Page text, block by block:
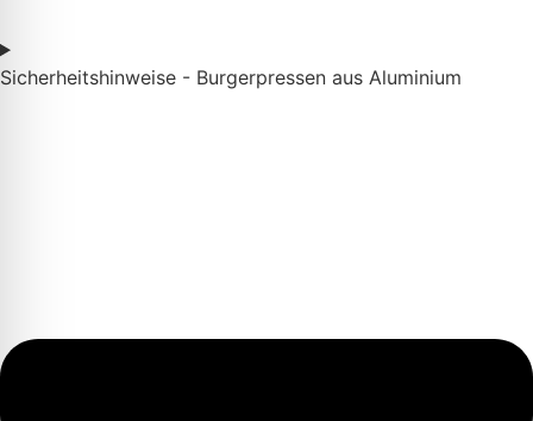
Sicherheitshinweise - Burgerpressen aus Aluminium